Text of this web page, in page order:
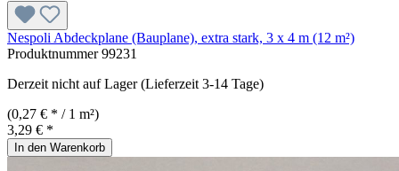
Nespoli Abdeckplane (Bauplane), extra stark, 3 x 4 m (12 m²)
Produktnummer99231
Derzeit nicht auf Lager (Lieferzeit 3-14 Tage)
(0,27 € * / 1 m²)
3,29 € *
In den Warenkorb